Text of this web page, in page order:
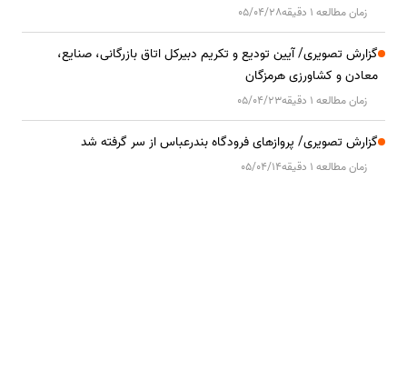
زمان مطالعه 1 دقیقه 05/04/28
گزارش تصویری/ آیین تودیع و تکریم دبیرکل اتاق بازرگانی، صنایع،
معادن و کشاورزی هرمزگان
زمان مطالعه 1 دقیقه 05/04/23
گزارش تصویری/ پروازهای فرودگاه بندرعباس از سر گرفته شد
زمان مطالعه 1 دقیقه 05/04/14